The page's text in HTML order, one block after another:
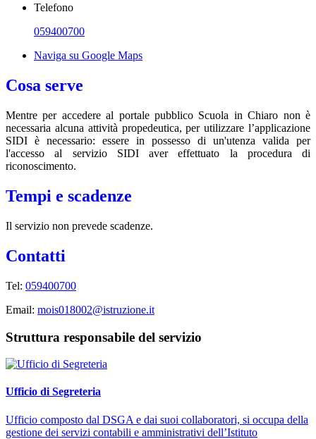
Telefono
059400700
Naviga su Google Maps
Cosa serve
Mentre per accedere al portale pubblico Scuola in Chiaro non è
necessaria alcuna attività propedeutica, per utilizzare l’applicazione
SIDI è necessario: essere in possesso di un'utenza valida per
l'accesso al servizio SIDI aver effettuato la procedura di
riconoscimento.
Tempi e scadenze
Il servizio non prevede scadenze.
Contatti
Tel: 059400700
Email: mois018002@istruzione.it
Struttura responsabile del servizio
Ufficio di Segreteria
Ufficio composto dal DSGA e dai suoi collaboratori, si occupa della
gestione dei servizi contabili e amministrativi dell’Istituto